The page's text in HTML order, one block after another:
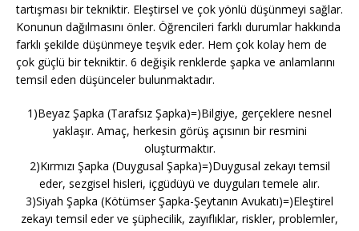
tartışması bir tekniktir. Eleştirsel ve çok yönlü düşünmeyi sağlar.
Konunun dağılmasını önler. Öğrencileri farklı durumlar hakkında
farklı şekilde düşünmeye teşvik eder. Hem çok kolay hem de
çok güçlü bir tekniktir. 6 değişik renklerde şapka ve anlamlarını
temsil eden düşünceler bulunmaktadır.
1)Beyaz Şapka (Tarafsız Şapka)=)Bilgiye, gerçeklere nesnel
yaklaşır. Amaç, herkesin görüş açısının bir resmini
oluşturmaktır.
2)Kırmızı Şapka (Duygusal Şapka)=)Duygusal zekayı temsil
eder, sezgisel hisleri, içgüdüyü ve duyguları temele alır.
3)Siyah Şapka (Kötümser Şapka-Şeytanın Avukatı)=)Eleştirel
zekayı temsil eder ve şüphecilik, zayıflıklar, riskler, problemler,